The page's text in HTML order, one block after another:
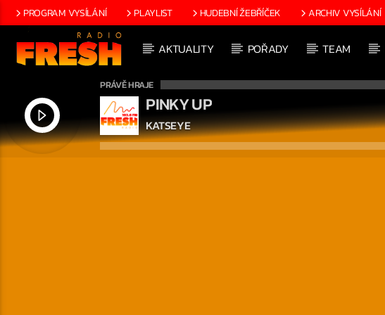
PROGRAM VYSÍLÁNÍ PLAYLIST HUDEBNÍ ŽEBŘÍČEK ARCHIV VYSÍLÁNÍ
AKTUALITY POŘADY TEAM
PRÁVĚ HRAJE
PINKY UP
KATSEYE